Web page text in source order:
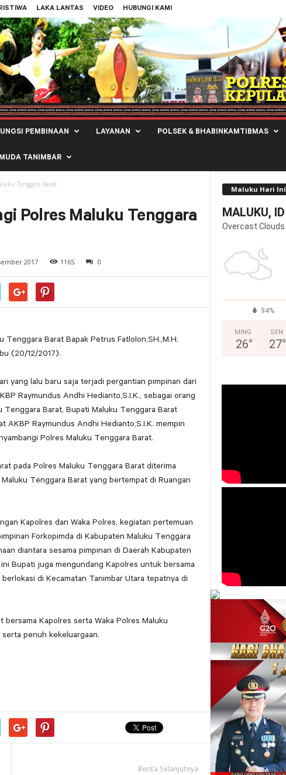
LAKA LANTAS VIDEO HUBUNGI KAMI
PEMBINAAN LAYANAN POLSEK & BHABINKAMTIBMAS
TANIMBAR
Tenggara Barat
Polres Maluku Tenggara
2017 1165 0
Barat Bapak Petrus Fatlolon,SH.,M.H.
(20/12/2017).
yang lalu baru saja terjadi pergantian pimpinan dari
Raymundus Andhi Hedianto,S.I.K., sebagai orang
Barat, Bupati Maluku Tenggara Barat
AKBP Raymundus Andhi Hedianto,S.I.K. mempin
Polres Maluku Tenggara Barat.
pada Polres Maluku Tenggara Barat diterima
Tenggara Barat yang bertempat di Ruangan
Kapolres dan Waka Polres, kegiatan pertemuan
Forkopimda di Kabupaten Maluku Tenggara
diantara sesama pimpinan di Daerah Kabupaten
Bupati juga mengundang Kapolres untuk bersama
di Kecamatan Tanimbar Utara tepatnya di
Kapolres serta Waka Polres Maluku
penuh kekeluargaan.
Berita Selanjutnya
Maluku Hari Ini
MALUKU, ID
Overcast Clouds
94%
MING
26°
SEN
27°